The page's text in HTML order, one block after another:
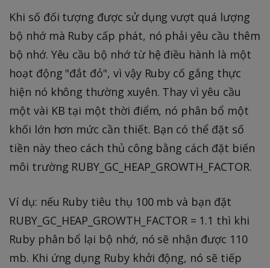
Khi số đối tượng được sử dụng vượt quá lượng
bộ nhớ mà Ruby cấp phát, nó phải yêu cầu thêm
bộ nhớ. Yêu cầu bộ nhớ từ hệ điều hành là một
hoạt động "đắt đỏ", vì vậy Ruby cố gắng thực
hiện nó không thường xuyên. Thay vì yêu cầu
một vài KB tại một thời điểm, nó phân bổ một
khối lớn hơn mức cần thiết. Bạn có thể đặt số
tiền này theo cách thủ công bằng cách đặt biến
môi trường RUBY_GC_HEAP_GROWTH_FACTOR.
Ví dụ: nếu Ruby tiêu thụ 100 mb và bạn đặt
RUBY_GC_HEAP_GROWTH_FACTOR = 1.1 thì khi
Ruby phân bổ lại bộ nhớ, nó sẽ nhận được 110
mb. Khi ứng dụng Ruby khởi động, nó sẽ tiếp